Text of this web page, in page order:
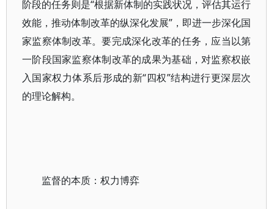
阶段的任务则是“根据新体制的实践状况，评估其运行
效能，推动体制改革的纵深化发展”，即进一步深化国
家监察体制改革。要完成深化改革的任务，应当以第
一阶段国家监察体制改革的成果为基础，对监察权嵌
入国家权力体系后形成的新“四权”结构进行更深层次
的理论解构。
监督的本质：权力博弈